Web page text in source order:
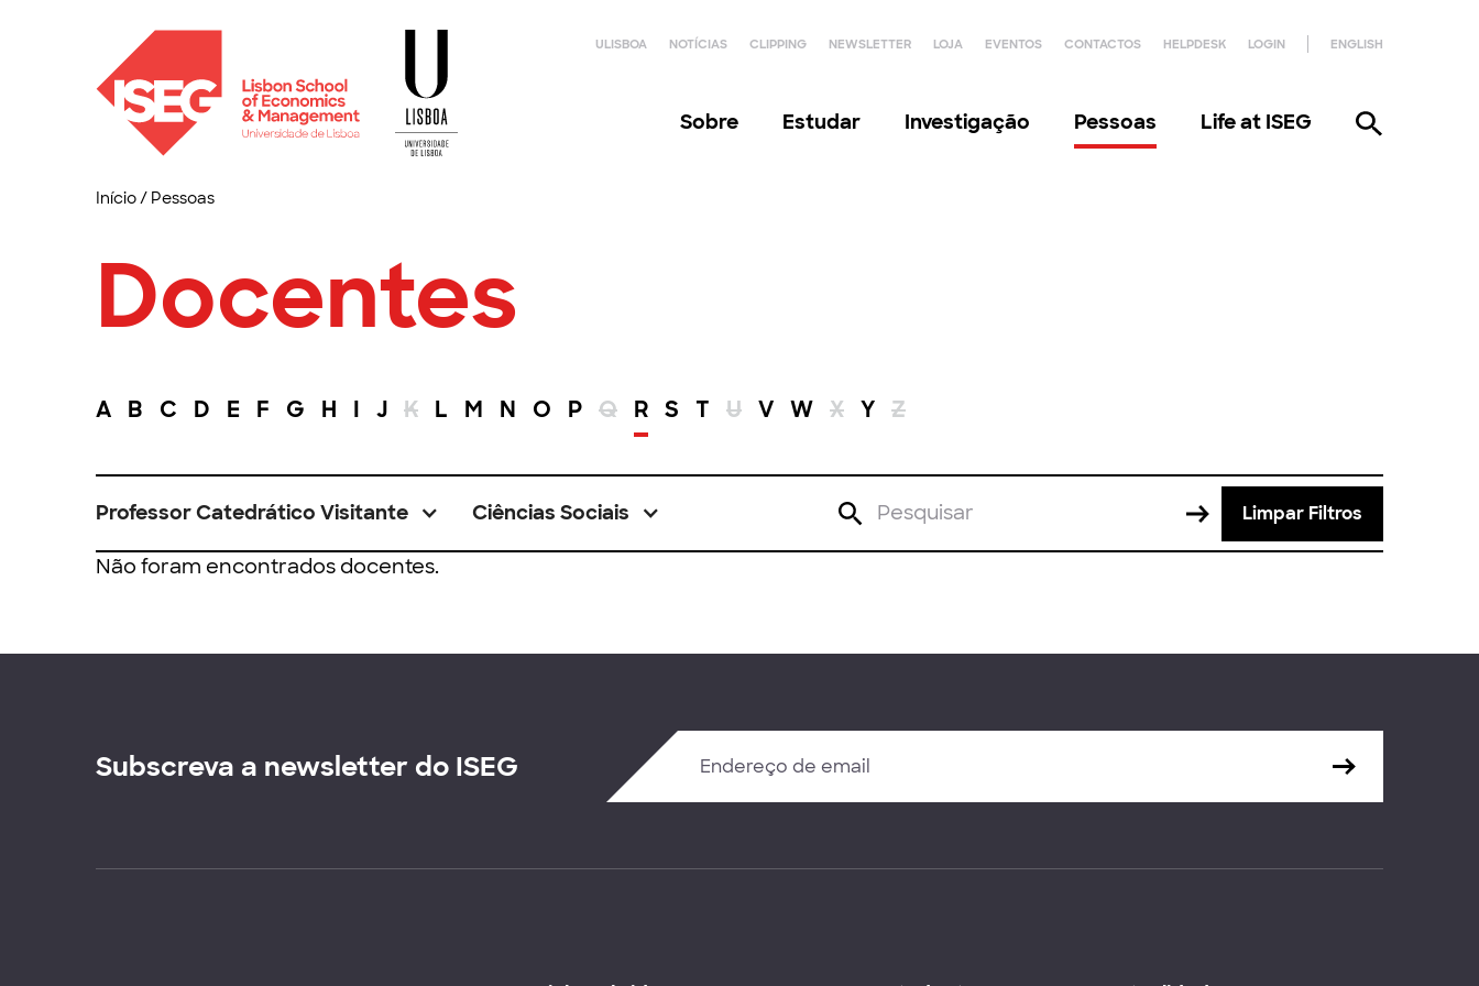
ULISBOA NOTÍCIAS CLIPPING NEWSLETTER LOJA EVENTOS CONTACTOS HELPDESK LOGIN ENGLISH
Sobre Estudar Investigação Pessoas Life at ISEG
Início/ Pessoas
Docentes
A B C D E F G H I J K L M N O P Q R S T U V W X Y Z
Professor Catedrático Visitante Ciências Sociais Limpar Filtros
Não foram encontrados docentes.
Subscreva a newsletter do ISEG